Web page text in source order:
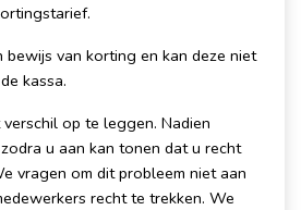
bewijs van korting en kan deze niet
kassa.
op te leggen. Nadien
u aan kan tonen dat u recht
vragen om dit probleem niet aan
recht te trekken. We